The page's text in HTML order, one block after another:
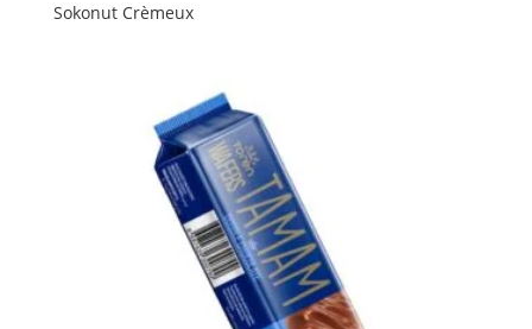
Sokonut Crèmeux